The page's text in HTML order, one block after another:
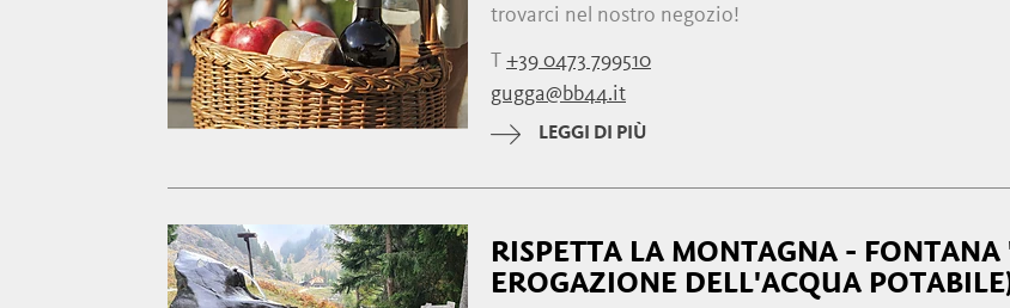
trovarci nel nostro negozio!
T +39 0473 799510
gugga@bb44.it
LEGGI DI PIÙ
RISPETTA LA MONTAGNA -
EROGAZIONE DELL'ACQUA